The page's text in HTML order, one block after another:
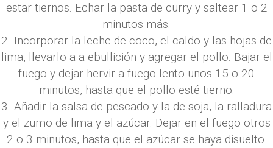
estar tiernos. Echar la pasta de curry y saltear 1 o 2
minutos más.
2- Incorporar la leche de coco, el caldo y las hojas de
lima, llevarlo a a ebullición y agregar el pollo. Bajar el
fuego y dejar hervir a fuego lento unos 15 o 20
minutos, hasta que el pollo esté tierno.
3- Añadir la salsa de pescado y la de soja, la ralladura
y el zumo de lima y el azúcar. Dejar en el fuego otros
2 o 3 minutos, hasta que el azúcar se haya disuelto.